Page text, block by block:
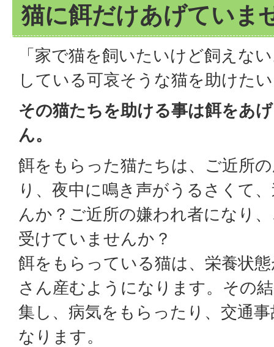
猫に餌だけあげていま
「家で猫を飼いたいけど飼えな
している可哀そうな猫を助けた
その猫たちを助ける事は餌をあ
ん。
餌をもらった猫たちは、ご近所
り、夜中に鳴き声がうるさくて
んか？ご近所の嫌われ者になり
受けていませんか？
餌をもらっている猫は、栄養状
さん産むようになります。その
集し、病気をもらったり、交通
なります。